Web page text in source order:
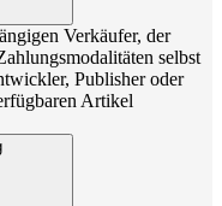
Verkäufer, der
selbst
Publisher oder
Artikel